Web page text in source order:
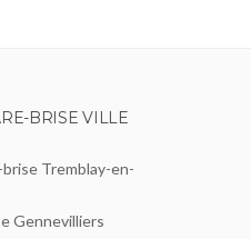
BRISE VILLE
Tremblay-en-
Gennevilliers